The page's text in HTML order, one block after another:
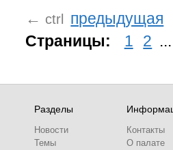
← ctrl предыдущая
Страницы:
1 2 ...
Разделы
Новости
Темы
Контакты
О палате